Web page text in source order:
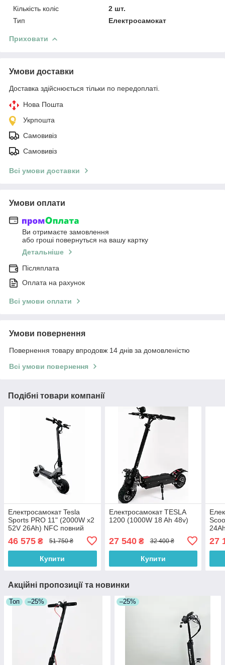
Кількість коліс
2 шт.
Тип
Електросамокат
Приховати
Умови доставки
Доставка здійснюється тільки по передоплаті.
Нова Пошта
Укрпошта
Самовивіз
Самовивіз
Всі умови доставки
Умови оплати
Ви отримаєте замовлення
або гроші повернуться на вашу картку
Детальніше
Післяплата
Оплата на рахунок
Всі умови оплати
Умови повернення
Повернення товару впродовж 14 днів за домовленістю
Всі умови повернення
Подібні товари компанії
Електросамокат Tesla
Sports PRO 11" (2000W x2
52V 26Ah) NFC повний
46 575 ₴ 51 750 ₴
Купити
Електросамокат TESLA
1200 (1000W 18 Ah 48v)
27 540₴ 32 400 ₴
Купити
27
Акційні пропозиції та новинки
Топ –25% –25%